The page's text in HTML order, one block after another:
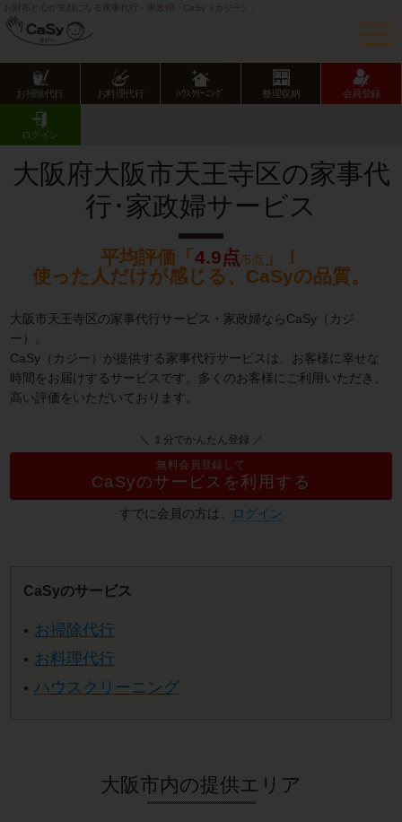
お財布と心が笑顔になる家事代行・家政婦「CaSy（カジー）」
お掃除代行 お料理代行 ﾊｳｽｸﾘｰﾆﾝｸﾞ 整理収納 会員登録
ログイン
CaSy TOP
天王寺区の家事代行･家政婦サービス
大阪府大阪市天王寺区の家事代
行･家政婦サービス
平均評価「 4.9点/5点
」！
使った人だけが感じる、CaSyの品質。
大阪市天王寺区の家事代行サービス・家政婦ならCaSy（カジ
ー）。
CaSy（カジー）が提供する家事代行サービスは、お客様に幸せな
時間をお届けするサービスです。多くのお客様にご利用いただき、
高い評価をいただいております。
＼ １分でかんたん登録 ／
無料会員登録して
CaSyのサービスを利用する
すでに会員の方は、 ログイン
CaSyのサービス
お掃除代行
お料理代行
ハウスクリーニング
大阪市内の提供エリア